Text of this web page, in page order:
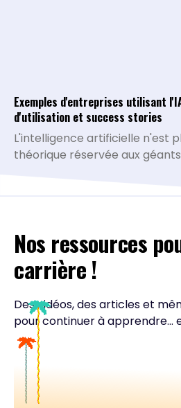
Exemples d'entreprises utilisant
d'utilisation et success stories
L'intelligence artificielle n'est
théorique réservée aux
multiplient et prouvent leur
ces exemples d'entreprises IA
découvrez comment des
bénéfices mesurables et
méthodes pour accélérer
Nos ressources
carrière !
Des vidéos, des articles et
pour continuer à apprendre...